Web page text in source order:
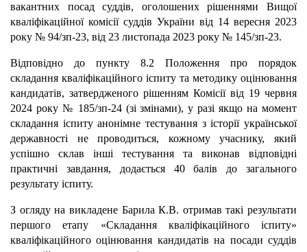
вакантних посад суддів, оголошених рішеннями Вищої
кваліфікаційної комісії суддів України від 14 вересня 2023
року № 94/зп-23, від 23 листопада 2023 року № 145/зп-23.
Відповідно до пункту 8.2 Положення про порядок
складання кваліфікаційного іспиту та методику оцінювання
кандидатів, затвердженого рішенням Комісії від 19 червня
2024 року № 185/зп-24 (зі змінами), у разі якщо на момент
складання іспиту анонімне тестування з історії української
державності не проводиться, кожному учаснику, який
успішно склав інші тестування та виконав відповідні
практичні завдання, додається 40 балів до загального
результату іспиту.
З огляду на викладене Барила К.В. отримав такі результати
першого етапу «Складання кваліфікаційного іспиту»
кваліфікаційного оцінювання кандидатів на посади суддів